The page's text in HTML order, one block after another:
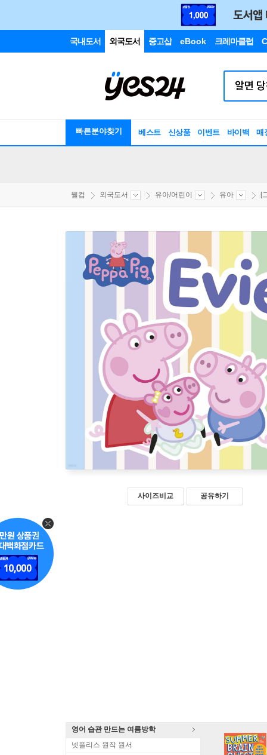
국내도서 외국도서 중고샵 eBook 크레마클럽
빠른분야찾기 베스트 신상품 이벤트 바이백 매
웰컴 외국도서 유아/어린이 유아 [
사이즈비교 공유하기
영어 습관 만드는 여름방학
넷플리스 원작 원서